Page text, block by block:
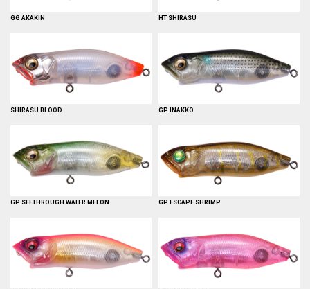
GG AKAKIN HT SHIRASU
SHIRASU BLOOD GP INAKKO
GP SEETHROUGH WATER MELON GP ESCAPE SHRIMP